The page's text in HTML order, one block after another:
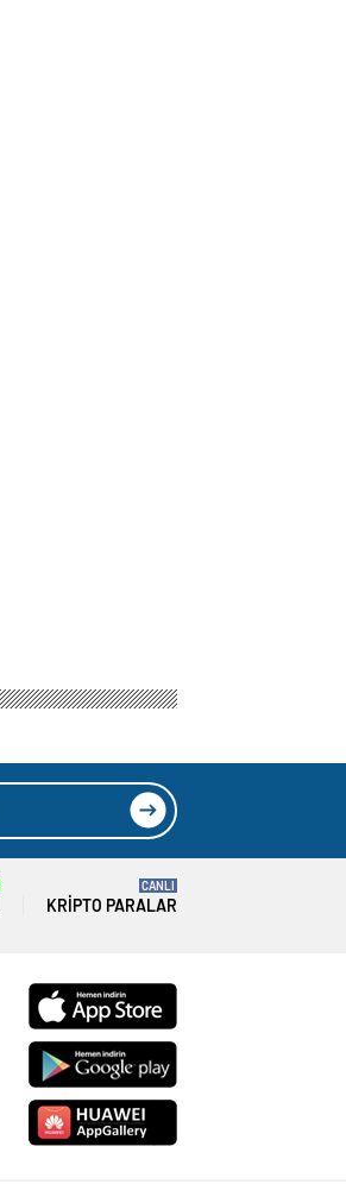
KRIPTO PARALAR
CANLI